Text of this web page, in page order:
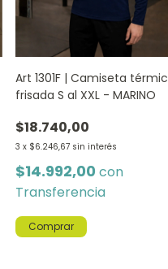
Art 1301F | Camiseta
frisada S al XXL - MARINO
$18.740,00
3 x $6.246,67 sin interés
$14.992,00con
Transferencia
Comprar